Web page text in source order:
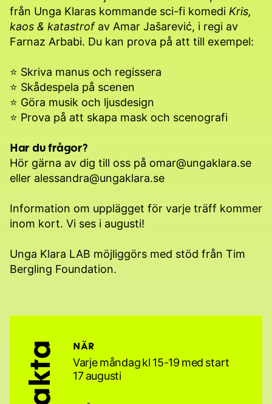
från Unga Klaras kommande sci-fi komedi Kris,
kaos & katastrof av Amar Jašarević, i regi av
Farnaz Arbabi. Du kan prova på att till exempel:
⭐️ Skriva manus och regissera
⭐️ Skådespela på scenen
⭐️ Göra musik och ljusdesign
⭐️ Prova på att skapa mask och scenografi
Har du frågor?
Hör gärna av dig till oss på omar@ungaklara.se
eller alessandra@ungaklara.se
Information om upplägget för varje träff kommer
inom kort. Vi ses i augusti!
Unga Klara LAB möjliggörs med stöd från Tim
Bergling Foundation.
Fakta NÄR
Varje måndag kl 15-19 med start
17 augusti